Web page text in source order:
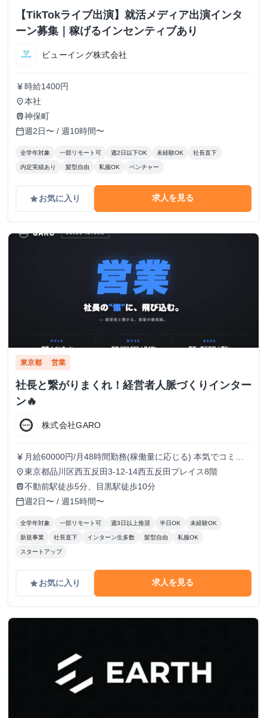
【TikTokライブ出演】就活メディア出演インタ
ーン募集｜稼げるインセンティブあり
ビューイング株式会社
currency_yen 時給1400円
place本社
train神保町
calendar_today週2日〜 / 週10時間〜
全学年対象 一部リモート可 週2日以下OK 未経験OK 社長直下
内定実績あり 髪型自由 私服OK ベンチャー
gradeお気に入り 求人を見る
東京都 営業
社長と繋がりまくれ！経営者人脈づくりインター
ン🔥
株式会社GARO
currency_yen 月給60000円/月48時間勤務(稼働量に応じる) 本気でコミッ
トすれば、学生でも圧倒的な実績と報酬を得られる環境で
す！
place東京都品川区西五反田3-12-14西五反田プレイス8階
train不動前駅徒歩5分、目黒駅徒歩10分
calendar_today週2日〜 / 週15時間〜
全学年対象 一部リモート可 週3日以上推奨 半日OK 未経験OK
新規事業 社長直下 インターン生多数 髪型自由 私服OK
スタートアップ
gradeお気に入り 求人を見る